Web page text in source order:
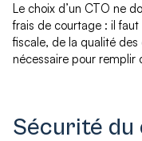
Le choix d’un CTO ne
frais de courtage : il
fiscale, de la qualité
nécessaire pour remplir
Sécurité